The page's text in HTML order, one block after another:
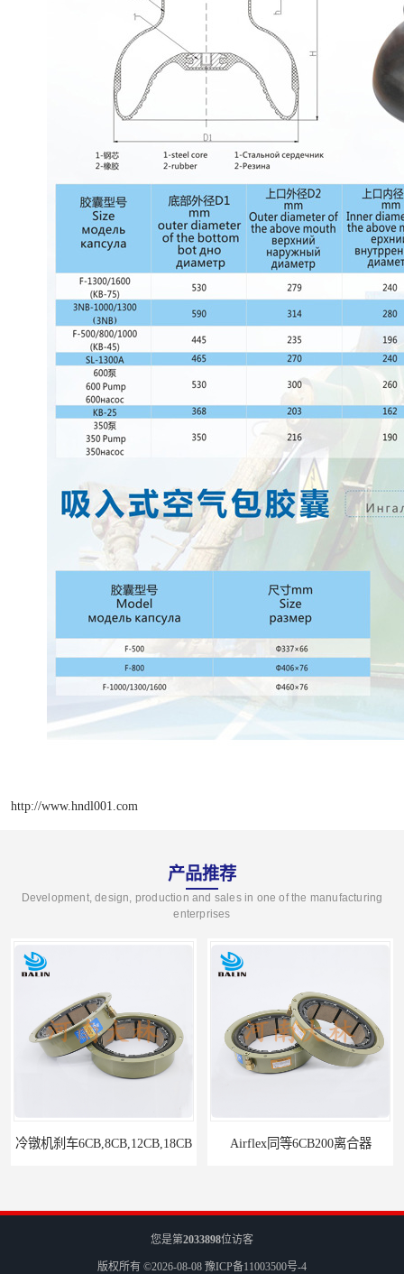
http://www.hndl001.com
产品推荐
Development, design, production and sales in one of the manufacturing
enterprises
冷镦机刹车6CB,8CB,12CB,18CB Airflex同等6CB200离合器
您是第2033898位访客
版权所有 ©2026-08-08 豫ICP备11003500号-4